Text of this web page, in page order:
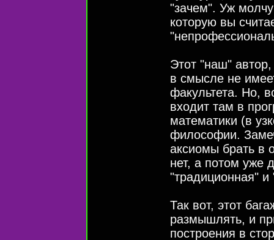
"зачем". Уж
которую вы
Этот "наш"
в смысле не
факультета. Но,
входит там в
математики (в
философии.
аксиомы брать в
нет, а потом уже
"традиционная"
Так вот, этот
размышлять, и
построения в